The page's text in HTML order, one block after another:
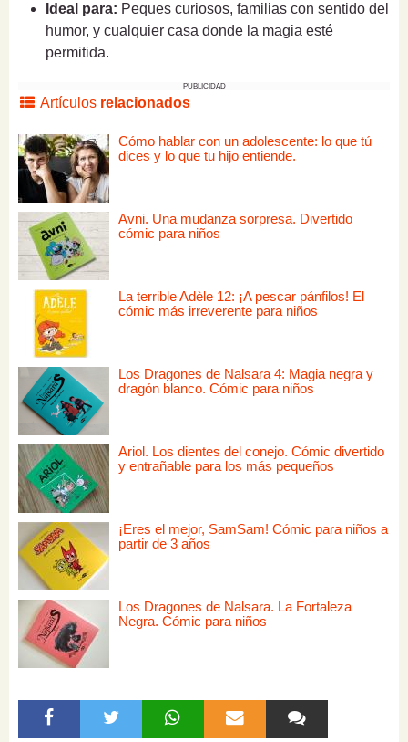
Ideal para: Peques curiosos, familias con sentido del
humor, y cualquier casa donde la magia esté
permitida.
PUBLICIDAD
Artículos relacionados
Cómo hablar con un adolescente: lo que tú
dices y lo que tu hijo entiende.
Avni. Una mudanza sorpresa. Divertido
cómic para niños
La terrible Adèle 12: ¡A pescar pánfilos! El
cómic más irreverente para niños
Los Dragones de Nalsara 4: Magia negra y
dragón blanco. Cómic para niños
Ariol. Los dientes del conejo. Cómic divertido
y entrañable para los más pequeños
¡Eres el mejor, SamSam! Cómic para niños a
partir de 3 años
Los Dragones de Nalsara. La Fortaleza
Negra. Cómic para niños